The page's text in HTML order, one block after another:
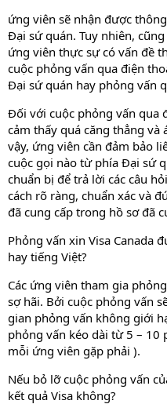
ứng viên sẽ nhận được
Đại sứ quán. Tuy nhiên,
ứng viên thực sự có vấn đề
cuộc phỏng vấn qua điện
Đại sứ quán hay phỏng vấn
Đối với cuộc phỏng vấn qua
cảm thấy quá căng thẳng
vậy, ứng viên cần đảm bảo
cuộc gọi nào từ phía Đại sứ
chuẩn bị để trả lời các câu
cách rõ ràng, chuẩn xác và
đã cung cấp trong hồ sơ đã
Phỏng vấn xin Visa Canada
hay tiếng Việt?
Các ứng viên tham gia
sợ hãi. Bởi cuộc phỏng vấn
gian phỏng vấn không giới
phỏng vấn kéo dài từ 5 – 10
mỗi ứng viên gặp phải ).
Nếu bỏ lỡ cuộc phỏng vấn
kết quả Visa không?